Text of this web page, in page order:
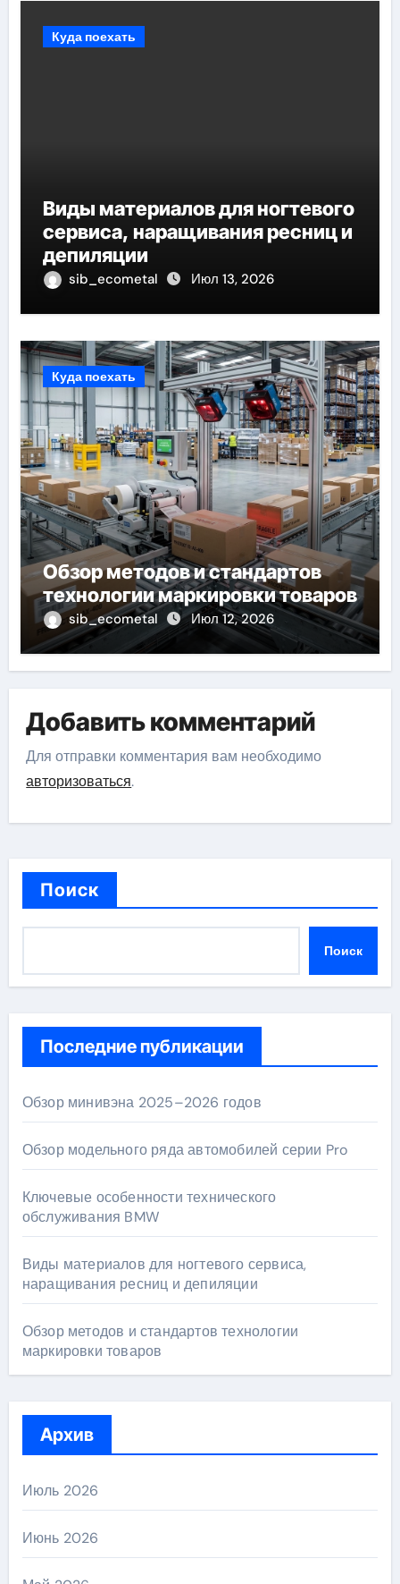
Куда поехать
Виды материалов для ногтевого
сервиса, наращивания ресниц и
депиляции
sib_ecometal Июл 13, 2026
Куда поехать
Обзор методов и стандартов
технологии маркировки товаров
sib_ecometal Июл 12, 2026
Добавить комментарий
Для отправки комментария вам необходимо
авторизоваться.
Поиск
Поиск
Последние публикации
Обзор минивэна 2025–2026 годов
Обзор модельного ряда автомобилей серии Pro
Ключевые особенности технического
обслуживания BMW
Виды материалов для ногтевого сервиса,
наращивания ресниц и депиляции
Обзор методов и стандартов технологии
маркировки товаров
Архив
Июль 2026
Июнь 2026